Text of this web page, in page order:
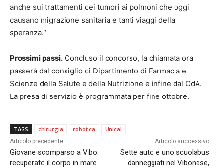
anche sui trattamenti dei tumori ai polmoni che oggi
causano migrazione sanitaria e tanti viaggi della
speranza.“
Prossimi passi. Concluso il concorso, la chiamata ora
passerà dal consiglio di Dipartimento di Farmacia e
Scienze della Salute e della Nutrizione e infine dal CdA.
La presa di servizio è programmata per fine ottobre.
TAGS chirurgia robotica Unical
Articolo precedente
Giovane scomparso a Vibo:
recuperato il corpo in mare
Articolo successivo
Sette auto e uno scuolabus
danneggiati nel Vibonese,